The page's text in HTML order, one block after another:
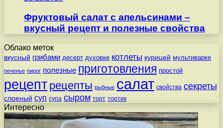
Фруктовый салат с апельсинами –
вкусный рецепт и полезные свойства
Облако меток
вкусный грибами десерт духовке котлеты курицей мультиварке
печенье пирог полезные приготовления простой
рецепт рецепты рыбные салат свойства секреты
слоеный суп супа сыром торт тортик
Интересно